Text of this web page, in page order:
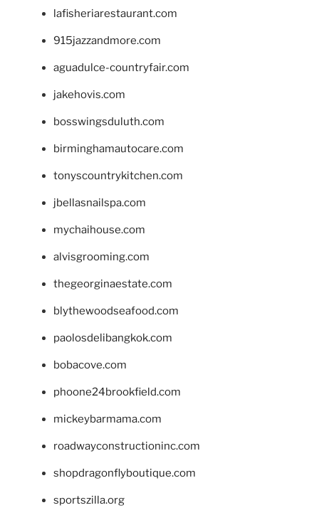
lafisheriarestaurant.com
915jazzandmore.com
aguadulce-countryfair.com
jakehovis.com
bosswingsduluth.com
birminghamautocare.com
tonyscountrykitchen.com
jbellasnailspa.com
mychaihouse.com
alvisgrooming.com
thegeorginaestate.com
blythewoodseafood.com
paolosdelibangkok.com
bobacove.com
phoone24brookfield.com
mickeybarmama.com
roadwayconstructioninc.com
shopdragonflyboutique.com
sportszilla.org